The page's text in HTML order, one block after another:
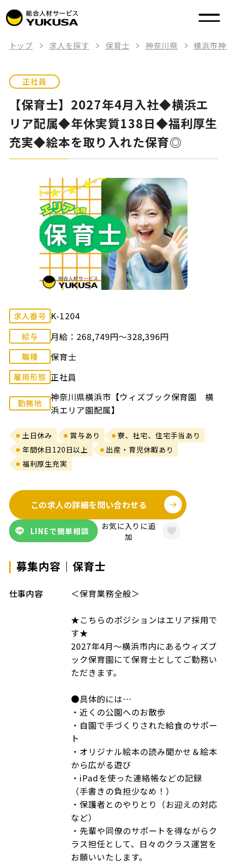
トップ 求人を探す 保育士 神奈川県 横浜市
正社員
【保育士】2027年4月入社◆横浜エ
リア配属◆年休実質138日◆福利厚生
充実◆絵本を取り入れた保育◎
求人番号 K-1204
給与 月給：268,749円～328,396円
職種 保育士
雇用形態 正社員
勤務地
神奈川県横浜市【ウィズブック保育園 横
浜エリア園配属】
土日休み 賞与あり
寮、社宅、住宅手当あり
年間休日120日以上
出産・育児休暇あり
福利厚生充実
この求人の詳細を問い合わせる
LINEで簡単相談
お気に入りに追
加
募集内容｜保育士
仕事内容 ＜保育業務全般＞
★こちらのポジションはエリア採用で
す★
2027年4月～横浜市内にあるウィズブ
ック保育園にて保育士としてご勤務い
ただきます。
●具体的には…
・近くの公園へのお散歩
・自園で手づくりされた給食のサポー
ト
・オリジナル絵本の読み聞かせ＆絵本
から広がる遊び
・iPadを使った連絡帳などの記録
（手書きの負担少なめ！）
・保護者とのやりとり（お迎えの対応
など）
・先輩や同僚のサポートを得ながらク
ラス担任として、日々のクラス運営を
お願いいたします。